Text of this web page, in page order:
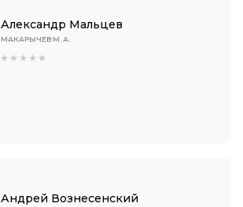
Александр Мальцев
МАКАРЫЧЕВ М. А.
Андрей Вознесенский